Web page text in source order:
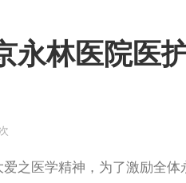
永林医院医
之医学精神，为了激励全体